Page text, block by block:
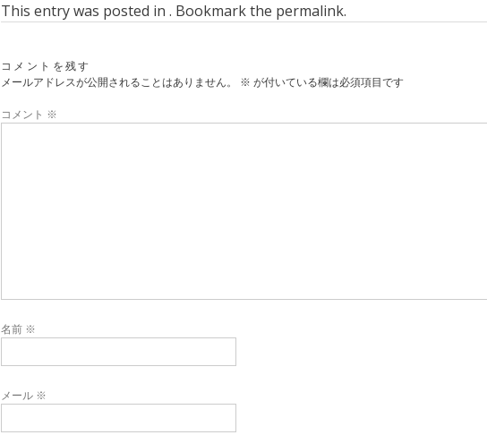
This entry was posted in . Bookmark the permalink.
コメントを残す
メールアドレスが公開されることはありません。
※ が付いている欄は必須項目です
コメント ※
名前 ※
メール ※